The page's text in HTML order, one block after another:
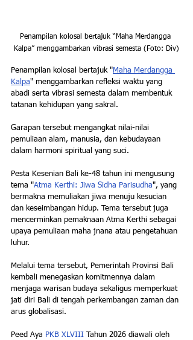
Penampilan kolosal bertajuk “Maha Merdangga
Kalpa” menggambarkan vibrasi semesta (Foto: Div)
Penampilan kolosal bertajuk "Maha Merdangga
Kalpa" menggambarkan refleksi waktu yang
abadi serta vibrasi semesta dalam membentuk
tatanan kehidupan yang sakral.
Garapan tersebut mengangkat nilai-nilai
pemuliaan alam, manusia, dan kebudayaan
dalam harmoni spiritual yang suci.
Pesta Kesenian Bali ke-48 tahun ini mengusung
tema "Atma Kerthi: Jiwa Sidha Parisudha", yang
bermakna memuliakan jiwa menuju kesucian
dan keseimbangan hidup. Tema tersebut juga
mencerminkan pemaknaan Atma Kerthi sebagai
upaya pemuliaan maha jnana atau pengetahuan
luhur.
Melalui tema tersebut, Pemerintah Provinsi Bali
kembali menegaskan komitmennya dalam
menjaga warisan budaya sekaligus memperkuat
jati diri Bali di tengah perkembangan zaman dan
arus globalisasi.
Peed Aya PKB XLVIII Tahun 2026 diawali oleh